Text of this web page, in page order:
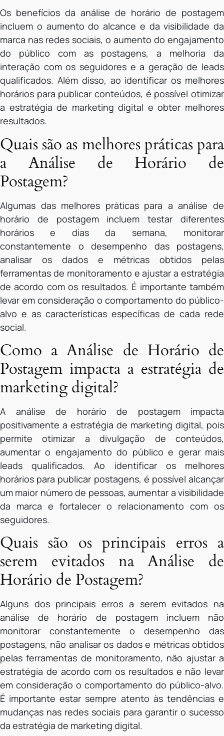
Os benefícios da análise de horário de postagem
incluem o aumento do alcance e da visibilidade da
marca nas redes sociais, o aumento do engajamento
do público com as postagens, a melhoria da
interação com os seguidores e a geração de leads
qualificados. Além disso, ao identificar os melhores
horários para publicar conteúdos, é possível otimizar
a estratégia de marketing digital e obter melhores
resultados.
Quais são as melhores práticas para
a Análise de Horário de
Postagem?
Algumas das melhores práticas para a análise de
horário de postagem incluem testar diferentes
horários e dias da semana, monitorar
constantemente o desempenho das postagens,
analisar os dados e métricas obtidos pelas
ferramentas de monitoramento e ajustar a estratégia
de acordo com os resultados. É importante também
levar em consideração o comportamento do público-
alvo e as características específicas de cada rede
social.
Como a Análise de Horário de
Postagem impacta a estratégia de
marketing digital?
A análise de horário de postagem impacta
positivamente a estratégia de marketing digital, pois
permite otimizar a divulgação de conteúdos,
aumentar o engajamento do público e gerar mais
leads qualificados. Ao identificar os melhores
horários para publicar postagens, é possível alcançar
um maior número de pessoas, aumentar a visibilidade
da marca e fortalecer o relacionamento com os
seguidores.
Quais são os principais erros a
serem evitados na Análise de
Horário de Postagem?
Alguns dos principais erros a serem evitados na
análise de horário de postagem incluem não
monitorar constantemente o desempenho das
postagens, não analisar os dados e métricas obtidos
pelas ferramentas de monitoramento, não ajustar a
estratégia de acordo com os resultados e não levar
em consideração o comportamento do público-alvo.
É importante estar sempre atento às tendências e
mudanças nas redes sociais para garantir o sucesso
da estratégia de marketing digital.